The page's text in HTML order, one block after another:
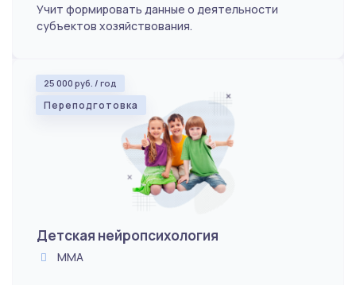
Учит формировать данные о деятельности
субъектов хозяйствования.
25 000 руб. / год
Переподготовка
Детская нейропсихология
ММА